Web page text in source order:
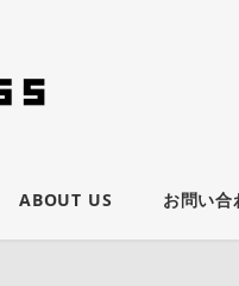
ABOUT US お問い合